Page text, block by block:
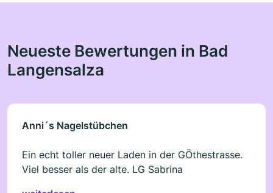
Neueste Bewertungen in Bad
Langensalza
Anni´s Nagelstübchen
Ein echt toller neuer Laden in der GÖthestrasse.
Viel besser als der alte. LG Sabrina